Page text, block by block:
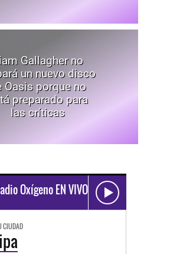
Gallagher no
un nuevo disco
Oasis porque no
preparado para
las críticas
Oxígeno EN VIVO
CIUDAD